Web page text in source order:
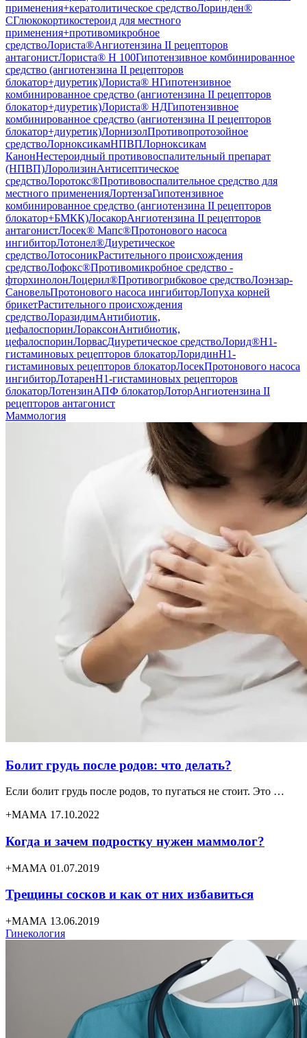
применения+кератолитическое средствоЛоринден®
СГлюкокортикостероид для местного
применения+противомикробное
средствоЛориста®Ангиотензина II рецепторов
антагонистЛориста® H 100Гипотензивное комбинированное
средство (ангиотензина II рецепторов
блокатор+диуретик)Лориста® НГипотензивное
комбинированное средство (ангиотензина II рецепторов
блокатор+диуретик)Лориста® НДГипотензивное
комбинированное средство (ангиотензина II рецепторов
блокатор+диуретик)ЛорнизолПротивопротозойное
средствоЛорноксикамНПВПЛорноксикам
КанонНестероидный противовоспалительный препарат
(НПВП)ЛоролизинАнтисептическое
средствоЛоротокс®Противовоспалительное средство для
местного примененияЛортензаГипотензивное
комбинированное средство (ангиотензина II рецепторов
блокатор+БМКК)ЛосакорАнгиотензина II рецепторов
антагонистЛосек® Мапс®Протонового насоса
ингибиторЛотонел®Диуретическое
средствоЛотосоникРастительного происхождения
средствоЛофокс®Противомикробное средство -
фторхинолонЛоцерил®Противогрибковое средствоЛоэнзар-
СановельПротонового насоса ингибиторЛопуха корней
брикетРастительного происхождения
средствоЛоразидимАнтибиотик,
цефалоспоринЛораксонАнтибиотик,
цефалоспоринЛорвасДиуретическое средствоЛорид®H1-
гистаминовых рецепторов блокаторЛоридинH1-
гистаминовых рецепторов блокаторЛосекПротонового насоса
ингибиторЛотаренH1-гистаминовых рецепторов
блокаторЛотензинАПФ блокаторЛоторАнгиотензина II
рецепторов антагонист
Маммология
Болит грудь после родов: что делать?
Если болит грудь после родов, то пугаться не стоит. Это …
+МАМА 17.10.2022
Когда и зачем подростку нужен маммолог?
+МАМА 01.07.2019
Трещины сосков и как от них избавиться
+МАМА 13.06.2019
Гинекология